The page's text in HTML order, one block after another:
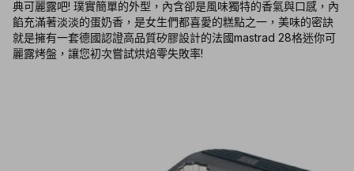
典可麗露吧! 璞實簡單的外型，內含卻是風味獨特的香氣與口感，內
餡充滿著淡淡的蛋奶香，是女生們都喜愛的糕點之一，美味的密訣
就是擁有一套德國認證高品質矽膠設計的法國mastrad 28格迷你可
麗露烤盤，讓您初次嘗試烘焙零失敗率!